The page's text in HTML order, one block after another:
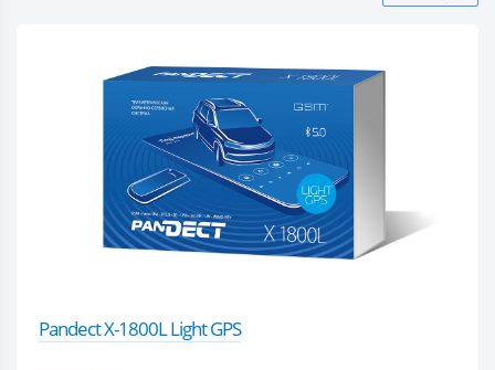
Pandect X-1800L Light GPS